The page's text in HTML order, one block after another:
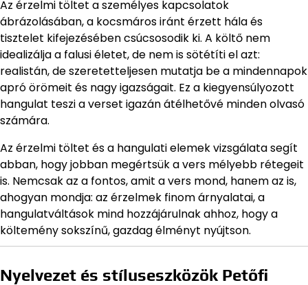
Az érzelmi töltet a személyes kapcsolatok
ábrázolásában, a kocsmáros iránt érzett hála és
tisztelet kifejezésében csúcsosodik ki. A költő nem
idealizálja a falusi életet, de nem is sötétíti el azt:
realistán, de szeretetteljesen mutatja be a mindennapok
apró örömeit és nagy igazságait. Ez a kiegyensúlyozott
hangulat teszi a verset igazán átélhetővé minden olvasó
számára.
Az érzelmi töltet és a hangulati elemek vizsgálata segít
abban, hogy jobban megértsük a vers mélyebb rétegeit
is. Nemcsak az a fontos, amit a vers mond, hanem az is,
ahogyan mondja: az érzelmek finom árnyalatai, a
hangulatváltások mind hozzájárulnak ahhoz, hogy a
költemény sokszínű, gazdag élményt nyújtson.
Nyelvezet és stíluseszközök Petőfi